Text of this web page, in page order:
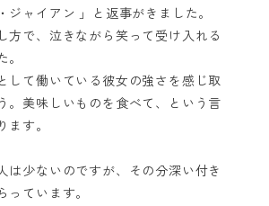
ジャイアン 」と返事がきました。
方で、泣きながら笑って受け入れる
して働いている彼女の強さを感じ取
。美味しいものを食べて、という言
ます。
は少ないのですが、その分深い付き
っています。